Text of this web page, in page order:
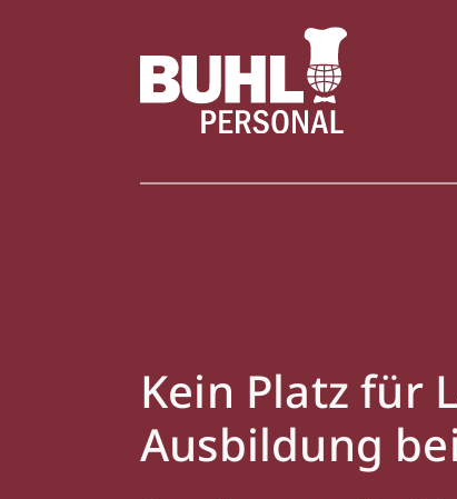
Kein Platz für
Ausbildung